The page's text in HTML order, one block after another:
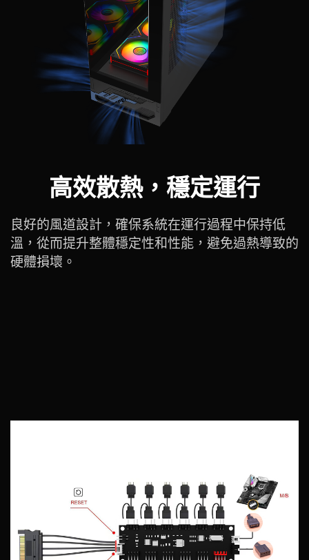
高效散熱，穩定運行
良好的風道設計，確保系統在運行過程中保持低
溫，從而提升整體穩定性和性能，避免過熱導致的
硬體損壞。